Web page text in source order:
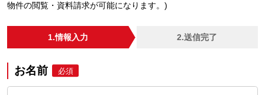
物件の閲覧・資料請求が可能になります。)
1.情報入力 2.送信完了
お名前 必須